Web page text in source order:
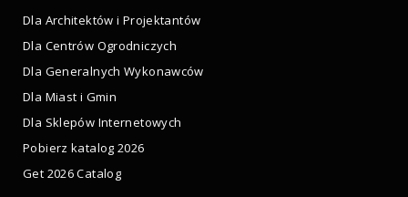
Dla Architektów i Projektantów
Dla Centrów Ogrodniczych
Dla Generalnych Wykonawców
Dla Miast i Gmin
Dla Sklepów Internetowych
Pobierz katalog 2026
Get 2026 Catalog